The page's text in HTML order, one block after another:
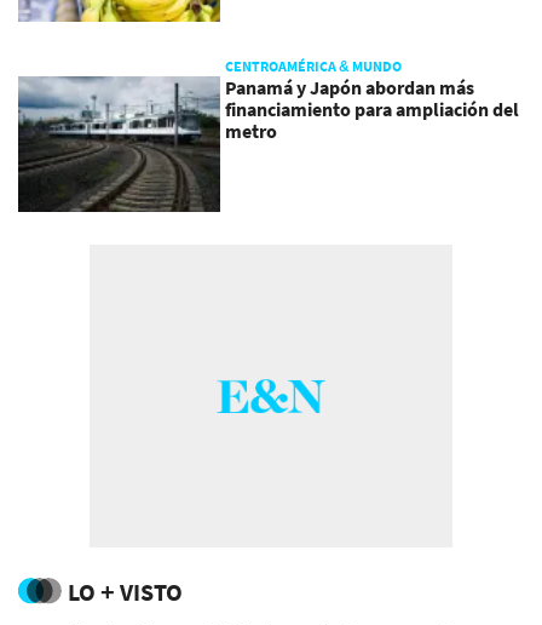
CENTROAMÉRICA & MUNDO
Panamá y Japón abordan más
financiamiento para ampliación del
metro
LO + VISTO